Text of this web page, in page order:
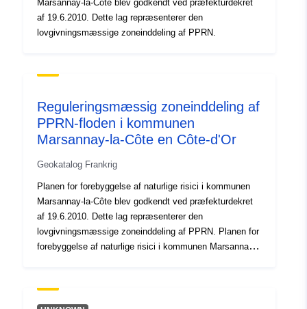
Marsannay-la-Côte blev godkendt ved præfekturdekret
af 19.6.2010. Dette lag repræsenterer den
lovgivningsmæssige zoneinddeling af PPRN.
Reguleringsmæssig zoneinddeling af
PPRN-floden i kommunen
Marsannay-la-Côte en Côte-d'Or
Geokatalog Frankrig
Planen for forebyggelse af naturlige risici i kommunen
Marsannay-la-Côte blev godkendt ved præfekturdekret
af 19.6.2010. Dette lag repræsenterer den
lovgivningsmæssige zoneinddeling af PPRN. Planen for
forebyggelse af naturlige risici i kommunen Marsannay-
zoneinddeling af PPRN.